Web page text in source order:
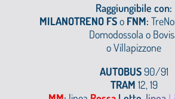
Raggiungibile con:
MILANOTRENO FSo FNM:
Domodossola o
o Villapizzone
AUTOBUS 90/91
TRAM 12, 19